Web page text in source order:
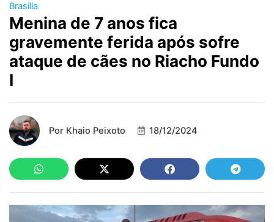
Brasília
Menina de 7 anos fica
gravemente ferida após sofre
ataque de cães no Riacho Fundo
I
Por Khaio Peixoto 18/12/2024